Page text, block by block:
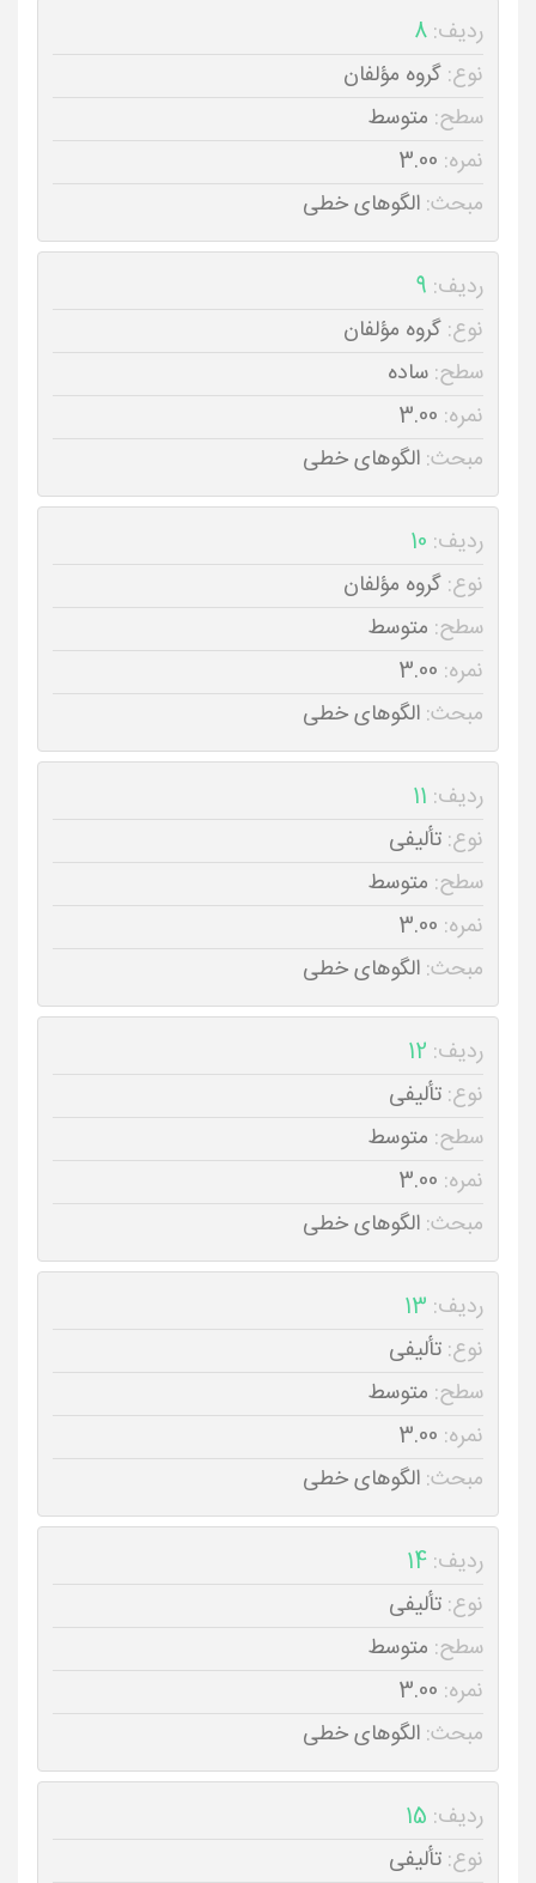
ردیف: 8
نوع: گروه مؤلفان
سطح: متوسط
نمره: 3.00
مبحث: الگوهای خطی
ردیف: 9
نوع: گروه مؤلفان
سطح: ساده
نمره: 3.00
مبحث: الگوهای خطی
ردیف: 10
نوع: گروه مؤلفان
سطح: متوسط
نمره: 3.00
مبحث: الگوهای خطی
ردیف: 11
نوع: تألیفی
سطح: متوسط
نمره: 3.00
مبحث: الگوهای خطی
ردیف: 12
نوع: تألیفی
سطح: متوسط
نمره: 3.00
مبحث: الگوهای خطی
ردیف: 13
نوع: تألیفی
سطح: متوسط
نمره: 3.00
مبحث: الگوهای خطی
ردیف: 14
نوع: تألیفی
سطح: متوسط
نمره: 3.00
مبحث: الگوهای خطی
ردیف: 15
نوع: تألیفی